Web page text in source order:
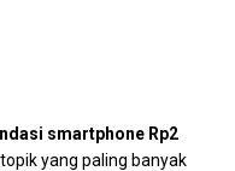
smartphone Rp2
yang paling banyak